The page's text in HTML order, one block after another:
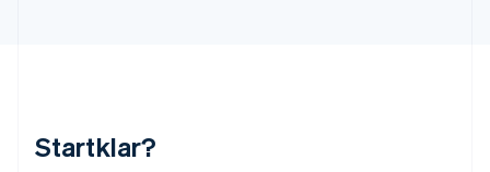
Startklar?
Mexiko